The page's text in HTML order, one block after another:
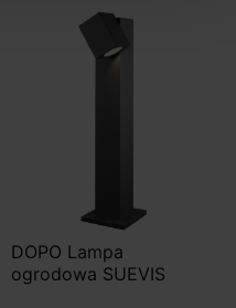
DOPO Lampa
ogrodowa SUEVIS